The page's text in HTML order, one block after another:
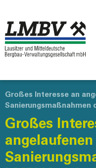
Großes Interesse an
Sanierungsmaßnahmen
Großes
angelaufenen